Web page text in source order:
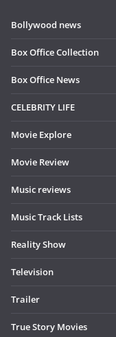
Bollywood news
Box Office Collection
Box Office News
CELEBRITY LIFE
Movie Explore
Movie Review
Music reviews
Music Track Lists
Reality Show
Television
Trailer
True Story Movies